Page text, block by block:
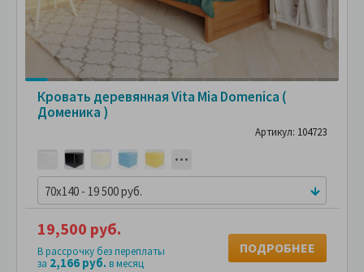
Кровать деревянная Vita Mia Domenica (
Доменика )
Артикул: 104723
70x140 - 19 500 руб.
19,500 руб.
В рассрочку без переплаты
за 2,166 руб.в месяц
ПОДРОБНЕЕ